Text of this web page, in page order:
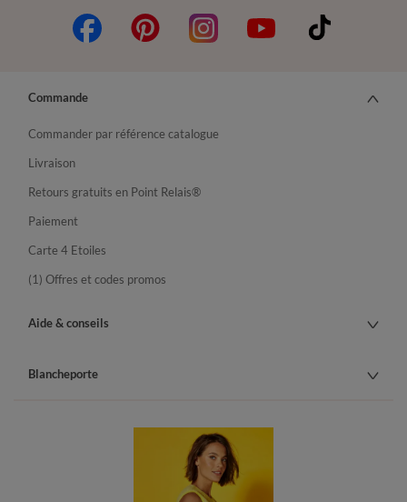
Commande
Commander par référence catalogue
Livraison
Retours gratuits en Point Relais®
Paiement
Carte 4 Etoiles
(1) Offres et codes promos
Aide & conseils
Blancheporte